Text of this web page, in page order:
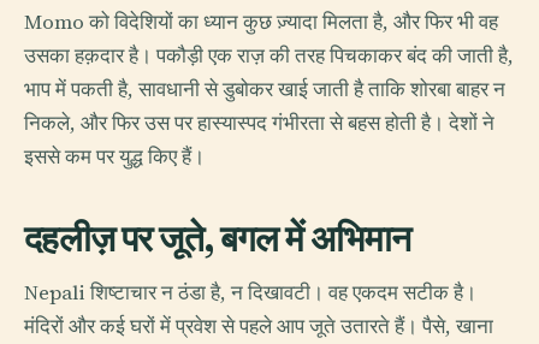
Momo को विदेशियों का ध्यान कुछ ज़्यादा मिलता है, और फिर भी वह
उसका हक़दार है। पकौड़ी एक राज़ की तरह पिचकाकर बंद की जाती है,
भाप में पकती है, सावधानी से डुबोकर खाई जाती है ताकि शोरबा बाहर न
निकले, और फिर उस पर हास्यास्पद गंभीरता से बहस होती है। देशों ने
इससे कम पर युद्ध किए हैं।
दहलीज़ पर जूते, बगल में अभिमान
Nepali शिष्टाचार न ठंडा है, न दिखावटी। वह एकदम सटीक है।
मंदिरों और कई घरों में प्रवेश से पहले आप जूते उतारते हैं। पैसे, खाना